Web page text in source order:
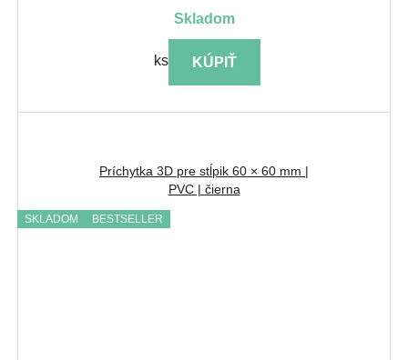
skladom
ks KÚPIŤ
Príchytka 3D pre stĺpik 60 × 60 mm |
PVC | čierna
SKLADOM BESTSELLER